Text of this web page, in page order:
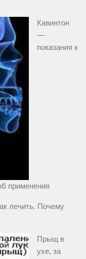
Кавинтон
—
показания к
применения
лечить. Почему
Прыщ в
ухе, за